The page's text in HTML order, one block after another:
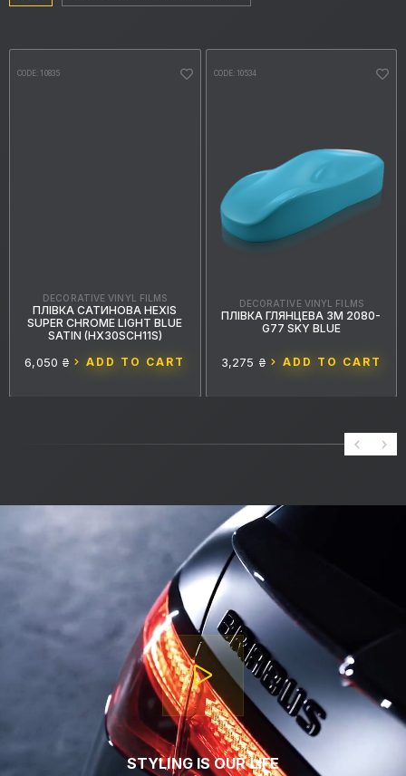
CODE: 10835
DECORATIVE VINYL FILMS
ПЛІВКА САТИНОВА HEXIS
SUPER CHROME LIGHT BLUE
SATIN (HX30SCH11S)
6,050 ₴ ADD TO CART
CODE: 10534
DECORATIVE VINYL FILMS
ПЛІВКА ГЛЯНЦЕВА 3M 2080-
G77 SKY BLUE
3,275 ₴ ADD TO CART
STYLING IS OUR LIFE